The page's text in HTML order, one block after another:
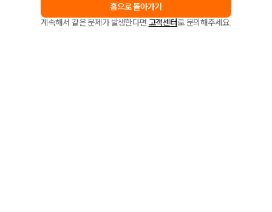
홈으로 돌아가기
계속해서 같은 문제가 발생한다면 고객센터로 문의해주세요.